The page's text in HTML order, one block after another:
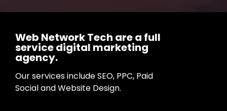
Web Network Tech are a full
service digital marketing
agency.
Our services include SEO, PPC, Paid
Social and Website Design.